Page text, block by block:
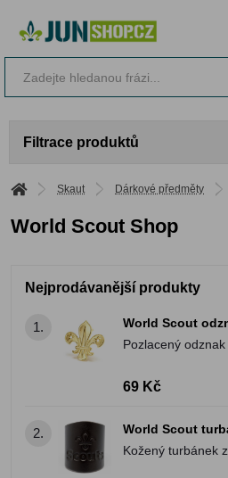
Filtrace produktů
Skaut Dárkové předměty
World Scout Shop
Nejprodávanější produkty
1.
World Scout
Pozlacený
69 Kč
2.
World Scout
Kožený turbánek